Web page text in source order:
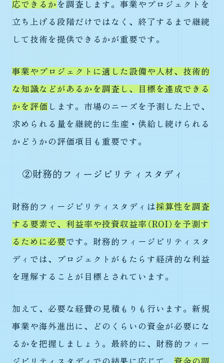
応できるか を調査します。事業やプロジェクトを
立ち上げる段階だけではなく、終了するまで継続
して技術を提供できるかが重要です。
事業やプロジェクトに適した設備や人材、技術的
な知識などがあるかを調査し、目標を達成できる
かを評価 します。市場のニーズを予測した上で、
求められる量を継続的に生産・供給し続けられる
かどうかの評価項目も重要です。
②財務的フィージビリティスタディ
財務的フィージビリティスタディは採算性を調査
する要素で、利益率や投資収益率（ROI）を予測す
るために必要です。財務的フィージビリティスタ
ディでは、プロジェクトがもたらす経済的な利益
を理解することが目標とされています。
加えて、必要な経費の見積もりも行います。新規
事業や海外進出に、どのくらいの資金が必要にな
るかを把握しましょう。最終的に、財務的フィー
ジビリティスタディでの結果に応じて、 資金の調